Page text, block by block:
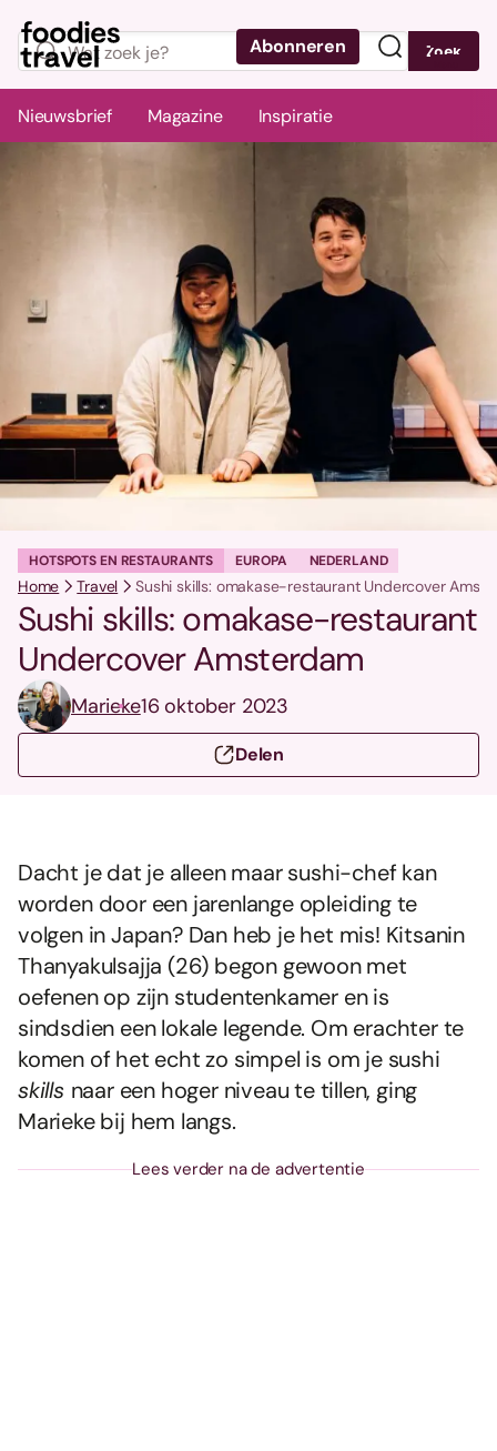
Abonneren Zoek
Nieuwsbrief Magazine Inspiratie
HOTSPOTS EN RESTAURANTS EUROPA NEDERLAND
Home Travel Sushi skills: omakase-restaurant Undercover
Sushi skills: omakase-restaurant
Undercover Amsterdam
Marieke16 oktober 2023
Delen
Dacht je dat je alleen maar sushi-chef kan
worden door een jarenlange opleiding te
volgen in Japan? Dan heb je het mis! Kitsanin
Thanyakulsajja (26) begon gewoon met
oefenen op zijn studentenkamer en is
sindsdien een lokale legende. Om erachter te
komen of het echt zo simpel is om je sushi
skills naar een hoger niveau te tillen, ging
Marieke bij hem langs.
Lees verder na de advertentie